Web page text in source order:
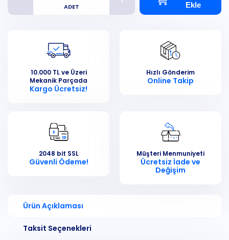
Ekle
10.000 TL ve Üzeri
Mekanik Parçada
Kargo Ücretsiz!
Hızlı Gönderim
Online Takip
2048 bit SSL
Güvenli Ödeme!
Müşteri Menmuniyeti
Ücretsiz İade ve
Değişim
Ürün Açıklaması
Taksit Seçenekleri